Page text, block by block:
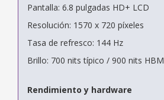
Pantalla: 6.8 pulgadas HD+ LCD
Resolución: 1570 x 720 píxeles
Tasa de refresco: 144 Hz
Brillo: 700 nits típico / 900 nits HBM
Rendimiento y hardware